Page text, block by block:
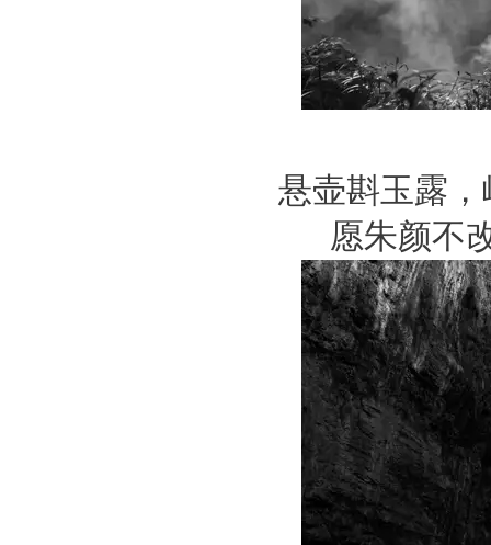
悬壶斟玉露
愿朱颜不